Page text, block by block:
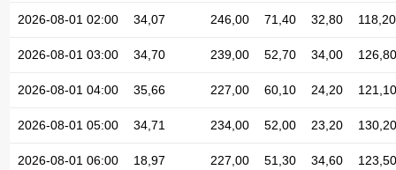
2026-08-01 02:00 34,07 246,00 71,40 32,80 118,20
2026-08-01 03:00 34,70 239,00 52,70 34,00 126,80
2026-08-01 04:00 35,66 227,00 60,10 24,20 121,10
2026-08-01 05:00 34,71 234,00 52,00 23,20 130,20
2026-08-01 06:00 18,97 227,00 51,30 34,60 123,50